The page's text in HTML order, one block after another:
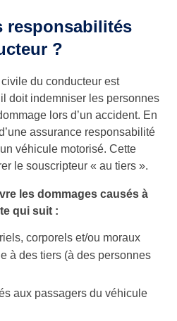
responsabilités
?
du conducteur est
doit indemniser les personnes
lors d’un accident. En
assurance responsabilité
véhicule motorisé. Cette
le souscripteur « au tiers ».
les dommages causés à
qui suit :
corporels et/ou moraux
à des tiers (à des personnes
aux passagers du véhicule